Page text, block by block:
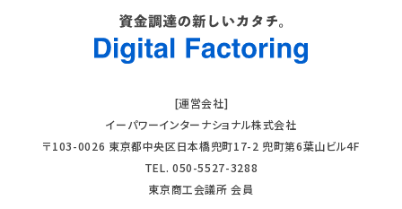
[運営会社]
イーパワーインターナショナル株式会社
〒103-0026 東京都中央区日本橋兜町17-2 兜町第6葉山ビル4F
TEL. 050-5527-3288
東京商工会議所 会員